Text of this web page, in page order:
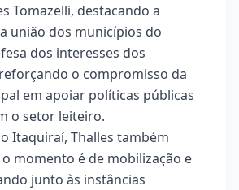
Tomazelli, destacando a
união dos municípios do
dos interesses dos
o compromisso da
em apoiar políticas públicas
o setor leiteiro.
Itaquiraí, Thalles também
momento é de mobilização e
junto às instâncias